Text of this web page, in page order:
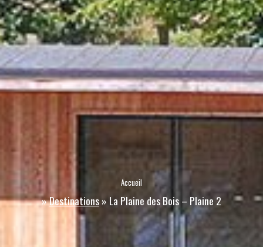
Accueil
»Destinations» La Plaine des Bois – Plaine 2